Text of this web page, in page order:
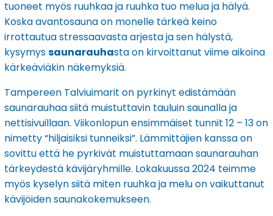
tuoneet myös ruuhkaa ja ruuhka tuo melua ja hälyä.
Koska avantosauna on monelle tärkeä keino
irrottautua stressaavasta arjesta ja sen hälystä,
kysymyssaunarauhasta on kirvoittanut viime aikoina
kärkeäviäkin näkemyksiä.
Tampereen Talviuimarit on pyrkinyt edistämään
saunarauhaa siitä muistuttavin tauluin saunalla ja
nettisivuillaan. Viikonlopun ensimmäiset tunnit 12 – 13 on
nimetty “hiljaisiksi tunneiksi”. Lämmittäjien kanssa on
sovittu että he pyrkivät muistuttamaan saunarauhan
tärkeydestä kävijäryhmille. Lokakuussa 2024 teimme
myös kyselyn siitä miten ruuhka ja melu on vaikuttanut
kävijöiden saunakokemukseen.